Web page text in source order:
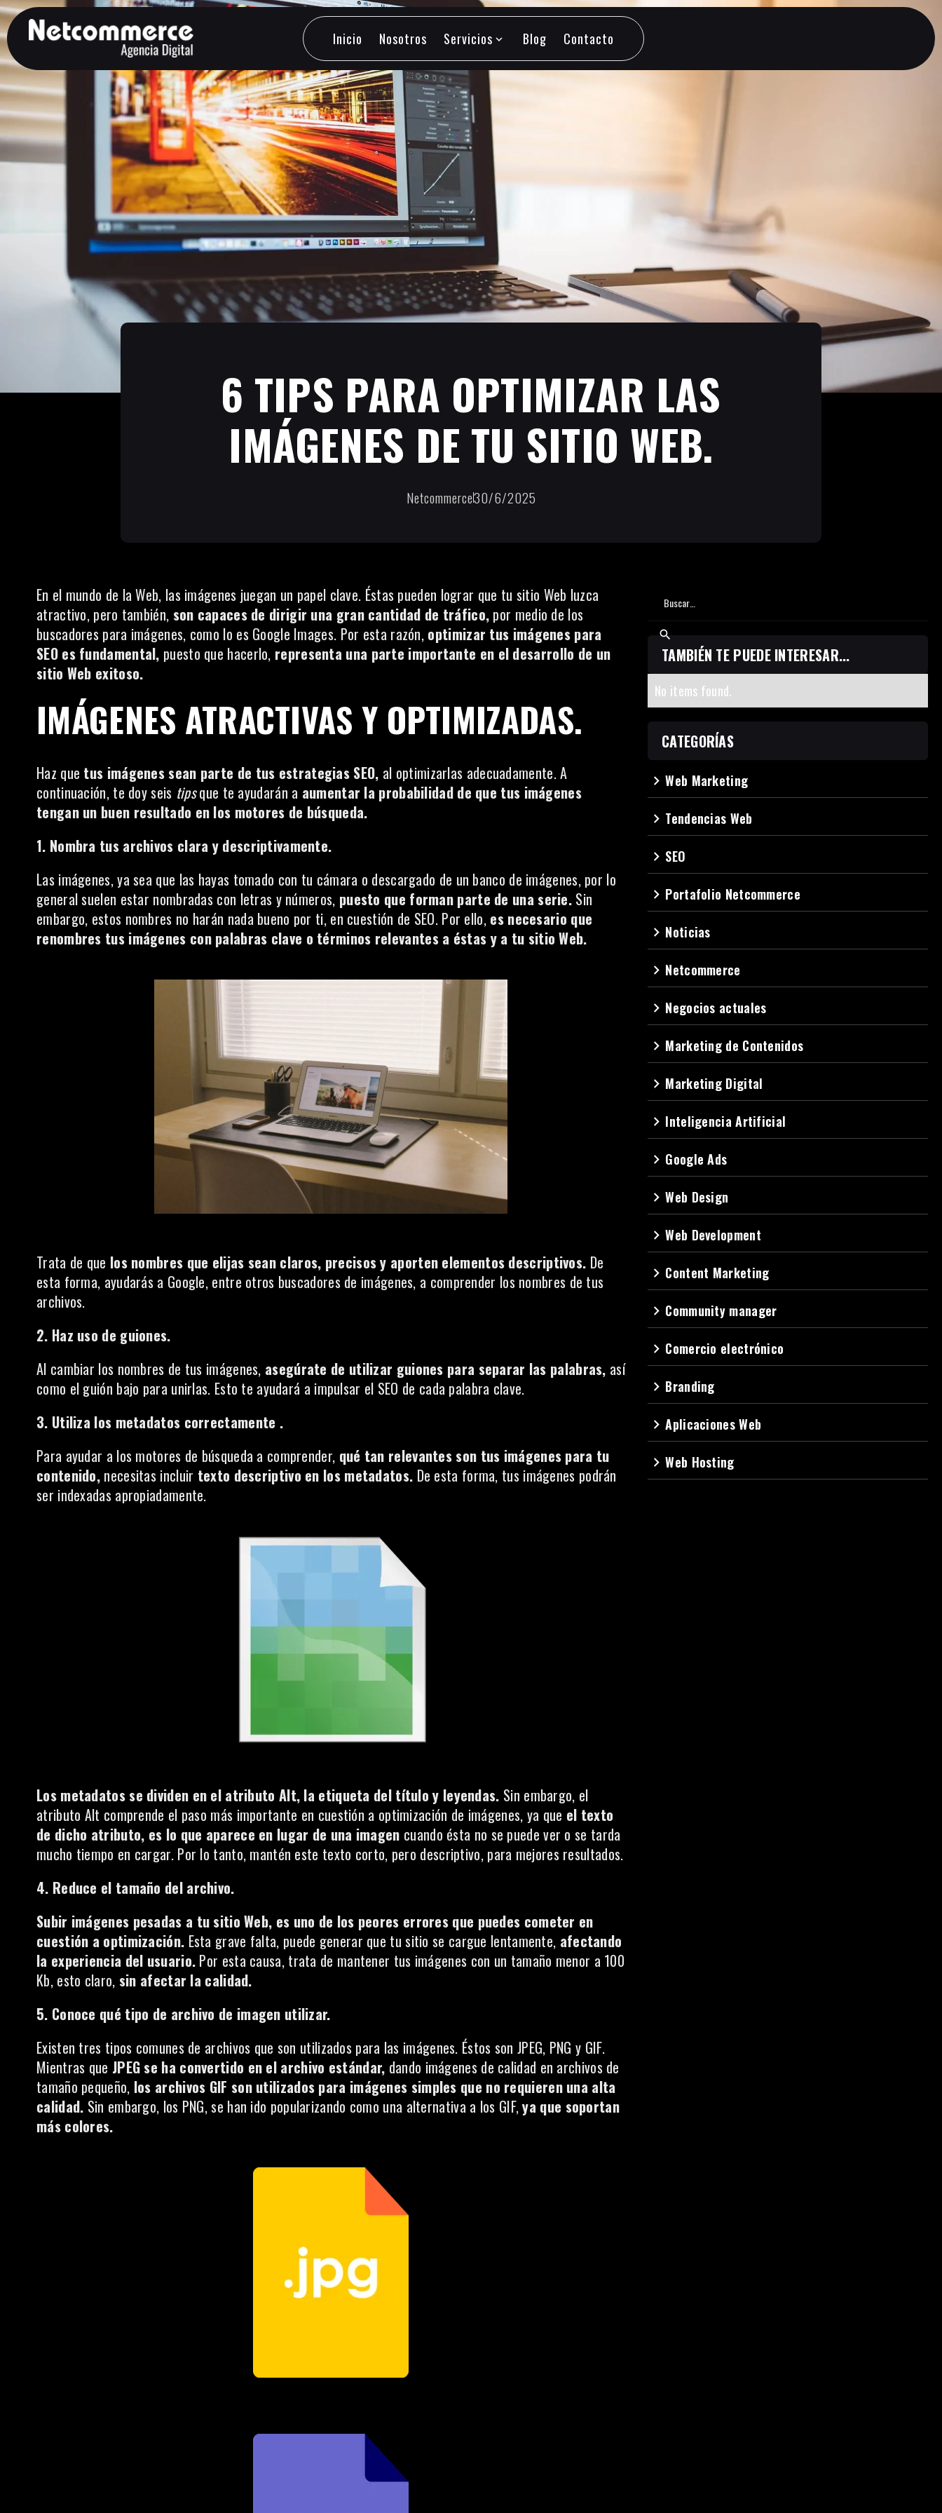
Inicio
Nosotros
Servicios expand_more
Blog
Contacto
6 TIPS PARA OPTIMIZAR LAS
IMÁGENES DE TU SITIO WEB.
Netcommerce30/6/2025
En el mundo de la Web, las imágenes juegan un papel clave. Éstas pueden lograr que tu sitio Web luzca
atractivo, pero también, son capaces de dirigir una gran cantidad de tráfico, por medio de los
buscadores para imágenes, como lo es Google Images. Por esta razón, optimizar tus imágenes para
SEO es fundamental, puesto que hacerlo, representa una parte importante en el desarrollo de un
sitio Web exitoso.
IMÁGENES ATRACTIVAS Y OPTIMIZADAS.
Haz que tus imágenes sean parte de tus estrategias SEO, al optimizarlas adecuadamente. A
continuación, te doy seis tipsque te ayudarán a aumentar la probabilidad de que tus imágenes
tengan un buen resultado en los motores de búsqueda.
1. Nombra tus archivos clara y descriptivamente.
Las imágenes, ya sea que las hayas tomado con tu cámara o descargado de un banco de imágenes, por lo
general suelen estar nombradas con letras y números, puesto que forman parte de una serie. Sin
embargo, estos nombres no harán nada bueno por ti, en cuestión de SEO. Por ello, es necesario que
renombres tus imágenes con palabras clave o términos relevantes a éstas y a tu sitio Web.
Trata de que los nombres que elijas sean claros, precisos y aporten elementos descriptivos. De
esta forma, ayudarás a Google, entre otros buscadores de imágenes, a comprender los nombres de tus
archivos.
2. Haz uso de guiones.
Al cambiar los nombres de tus imágenes, asegúrate de utilizar guiones para separar las palabras, así
como el guión bajo para unirlas. Esto te ayudará a impulsar el SEO de cada palabra clave.
3. Utiliza los metadatos correctamente .
Para ayudar a los motores de búsqueda a comprender, qué tan relevantes son tus imágenes para tu
contenido, necesitas incluir texto descriptivo en los metadatos. De esta forma, tus imágenes podrán
ser indexadas apropiadamente.
Los metadatos se dividen en el atributo Alt, la etiqueta del título y leyendas. Sin embargo, el
atributo Alt comprende el paso más importante en cuestión a optimización de imágenes, ya que el texto
de dicho atributo, es lo que aparece en lugar de una imagen cuando ésta no se puede ver o se tarda
mucho tiempo en cargar. Por lo tanto, mantén este texto corto, pero descriptivo, para mejores resultados.
4. Reduce el tamaño del archivo.
Subir imágenes pesadas a tu sitio Web, es uno de los peores errores que puedes cometer en
cuestión a optimización. Esta grave falta, puede generar que tu sitio se cargue lentamente, afectando
la experiencia del usuario. Por esta causa, trata de mantener tus imágenes con un tamaño menor a 100
Kb, esto claro, sin afectar la calidad.
5. Conoce qué tipo de archivo de imagen utilizar.
Existen tres tipos comunes de archivos que son utilizados para las imágenes. Éstos son JPEG, PNG y GIF.
Mientras que JPEG se ha convertido en el archivo estándar, dando imágenes de calidad en archivos de
tamaño pequeño, los archivos GIF son utilizados para imágenes simples que no requieren una alta
calidad. Sin embargo, los PNG, se han ido popularizando como una alternativa a los GIF,ya que soportan
más colores.
TAMBIÉN TE PUEDE INTERESAR...
No items found.
CATEGORÍAS
navigate_nextWeb Marketing
navigate_next Tendencias Web
navigate_next SEO
navigate_next Portafolio Netcommerce
navigate_next Noticias
navigate_next Netcommerce
navigate_next Negocios actuales
navigate_next Marketing de Contenidos
navigate_next Marketing Digital
navigate_next Inteligencia Artificial
navigate_next Google Ads
navigate_nextWeb Design
navigate_nextWeb Development
navigate_next Content Marketing
navigate_next Community manager
navigate_next Comercio electrónico
navigate_next Branding
navigate_nextAplicaciones Web
navigate_nextWeb Hosting